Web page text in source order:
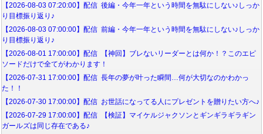
【2026-08-03 07:20:00】配信 後編・今年一年という時間を無駄にしない♪しっか
り目標振り返り♪
【2026-08-03 07:00:00】配信 前編・今年一年という時間を無駄にしない♪しっか
り目標振り返り♪
【2026-08-01 17:00:00】配信 【神回】ブレないリーダーとは何か！？このエピ
ソードだけで全てがわかります！
【2026-07-31 17:00:00】配信 長年の夢が叶った瞬間…何が大切なのかわかっ
た！！
【2026-07-30 17:00:00】配信 お世話になってる人にプレゼントを贈りたい方へ♪
【2026-07-29 17:00:00】配信 【検証】マイケルジャクソンとギンギラギラギン
ガールズは同じ存在である♪